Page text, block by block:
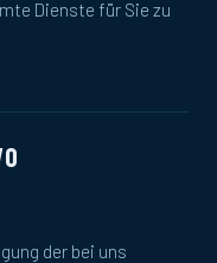
Dienste für Sie zu
der bei uns